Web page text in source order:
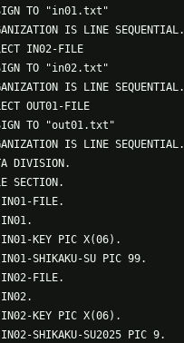
TO "in01.txt"
IS LINE SEQUENTIAL.
IN02-FILE
TO "in02.txt"
IS LINE SEQUENTIAL.
OUT01-FILE
TO "out01.txt"
IS LINE SEQUENTIAL.
DIVISION.
SECTION.
IN01-FILE.
KEY PIC X(06).
SHIKAKU-SU PIC 99.
IN02-FILE.
KEY PIC X(06).
SHIKAKU-SU2025 PIC 9.